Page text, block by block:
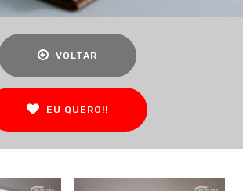
VOLTAR
EU QUERO!!